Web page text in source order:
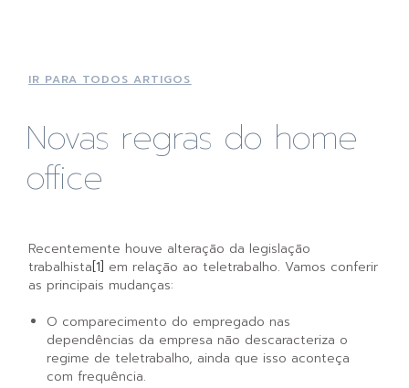
IR PARA TODOS ARTIGOS
Novas regras do home
office
Recentemente houve alteração da legislação
trabalhista[1] em relação ao teletrabalho. Vamos conferir
as principais mudanças:
O comparecimento do empregado nas
dependências da empresa não descaracteriza o
regime de teletrabalho, ainda que isso aconteça
com frequência.